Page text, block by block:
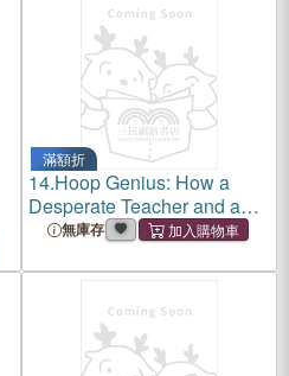
滿額折
14.Hoop Genius: How a
Desperate Teacher and a
Rowdy Gym Class Invented
無庫存